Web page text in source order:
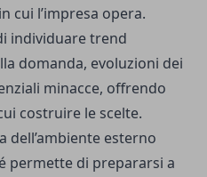
cui l’impresa opera.
individuare trend
domanda, evoluzioni dei
minacce, offrendo
costruire le scelte.
dell’ambiente esterno
permette di prepararsi a